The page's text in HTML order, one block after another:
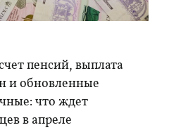
пенсий, выплата
и обновленные
что ждет
в апреле